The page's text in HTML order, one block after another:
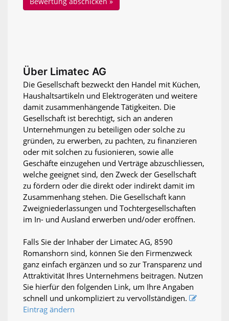
Über Limatec AG
Die Gesellschaft bezweckt den Handel mit Küchen,
Haushaltsartikeln und Elektrogeräten und weitere
damit zusammenhängende Tätigkeiten. Die
Gesellschaft ist berechtigt, sich an anderen
Unternehmungen zu beteiligen oder solche zu
gründen, zu erwerben, zu pachten, zu finanzieren
oder mit solchen zu fusionieren, sowie alle
Geschäfte einzugehen und Verträge abzuschliessen,
welche geeignet sind, den Zweck der Gesellschaft
zu fördern oder die direkt oder indirekt damit im
Zusammenhang stehen. Die Gesellschaft kann
Zweigniederlassungen und Tochtergesellschaften
im In- und Ausland erwerben und/oder eröffnen.
Falls Sie der Inhaber der Limatec AG, 8590
Romanshorn sind, können Sie den Firmenzweck
ganz einfach ergänzen und so zur Transparenz und
Attraktivität Ihres Unternehmens beitragen. Nutzen
Sie hierfür den folgenden Link, um Ihre Angaben
schnell und unkompliziert zu vervollständigen.
Eintrag ändern